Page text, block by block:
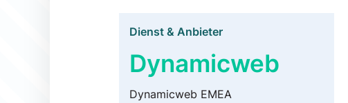
Dienst & Anbieter
Dynamicweb
Dynamicweb EMEA